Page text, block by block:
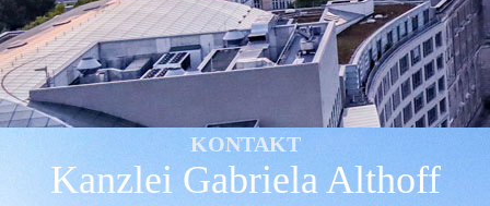
KONTAKT
Kanzlei Gabriela Althoff